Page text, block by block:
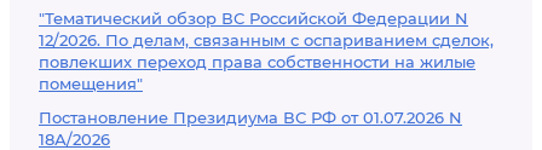
"Тематический обзор ВС Российской Федерации N
12/2026. По делам, связанным с оспариванием сделок,
повлекших переход права собственности на жилые
помещения"
Постановление Президиума ВС РФ от 01.07.2026 N
18А/2026